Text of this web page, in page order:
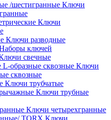
Ключи
Ключи
Ключи разводные
ключей
свечные
Ключи
сквозные
Ключи трубчатые
Ключи трубные
Ключи четырехгранные
Ключи